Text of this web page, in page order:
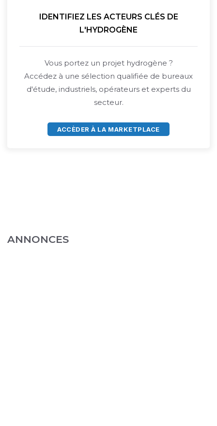
IDENTIFIEZ LES ACTEURS CLÉS DE
L'HYDROGÈNE
Vous portez un projet hydrogène ?
Accédez à une sélection qualifiée de bureaux
d'étude, industriels, opérateurs et experts du
secteur.
ACCÈDER À LA MARKETPLACE
ANNONCES